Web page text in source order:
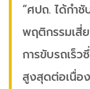
“ศปถ. ได้กำ
พฤติกรรมเสี่
การขับรถเร็ว
สูงสุดต่อเนื่อง